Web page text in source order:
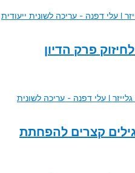
פרק הדיון
קצרים להפחתת